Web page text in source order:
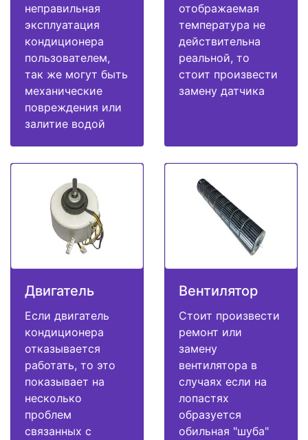
неправильная
эксплуатация
кондиционера
пользователем,
так же могут быть
механические
повреждения или
залитие водой
отображаемая
температура не
действительна
реальной, то
стоит произвести
замену датчика
Двигатель
Если двигатель
кондиционера
отказывается
работать, то это
показывает на
несколько
проблем
связанных с
Вентилятор
Стоит произвести
ремонт или
замену
вентилятора в
случаях если на
лопастях
образуется
обильная "шуба"